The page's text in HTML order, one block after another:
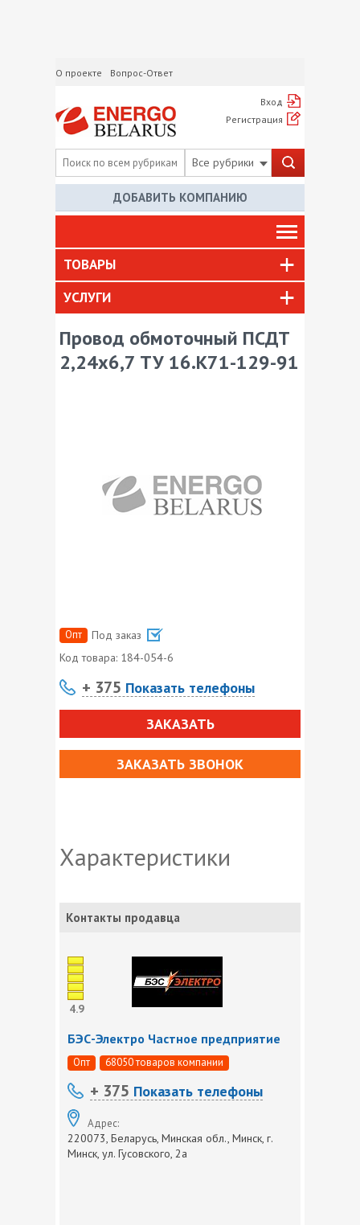
О проекте Вопрос-Ответ
Вход
Регистрация
Все рубрики
ДОБАВИТЬ КОМПАНИЮ
ТОВАРЫ
УСЛУГИ
Провод обмоточный ПСДТ
2,24х6,7 ТУ 16.К71-129-91
Опт
Под заказ
Код товара: 184-054-6
+ 375 Показать телефоны
ЗАКАЗАТЬ
ЗАКАЗАТЬ ЗВОНОК
Характеристики
Контакты продавца
4.9
БЭС-Электро Частное предприятие
Опт 68050 товаров компании
+ 375 Показать телефоны
Адрес:
220073, Беларусь, Минская обл., Минск, г.
Минск, ул. Гусовского, 2а